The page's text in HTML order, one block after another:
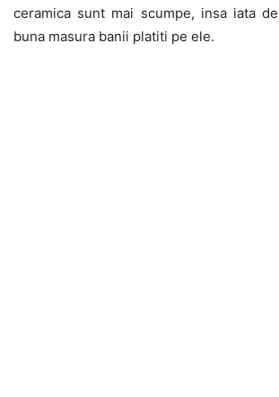
ceramica sunt mai scumpe, insa iata
buna masura banii platiti pe ele.